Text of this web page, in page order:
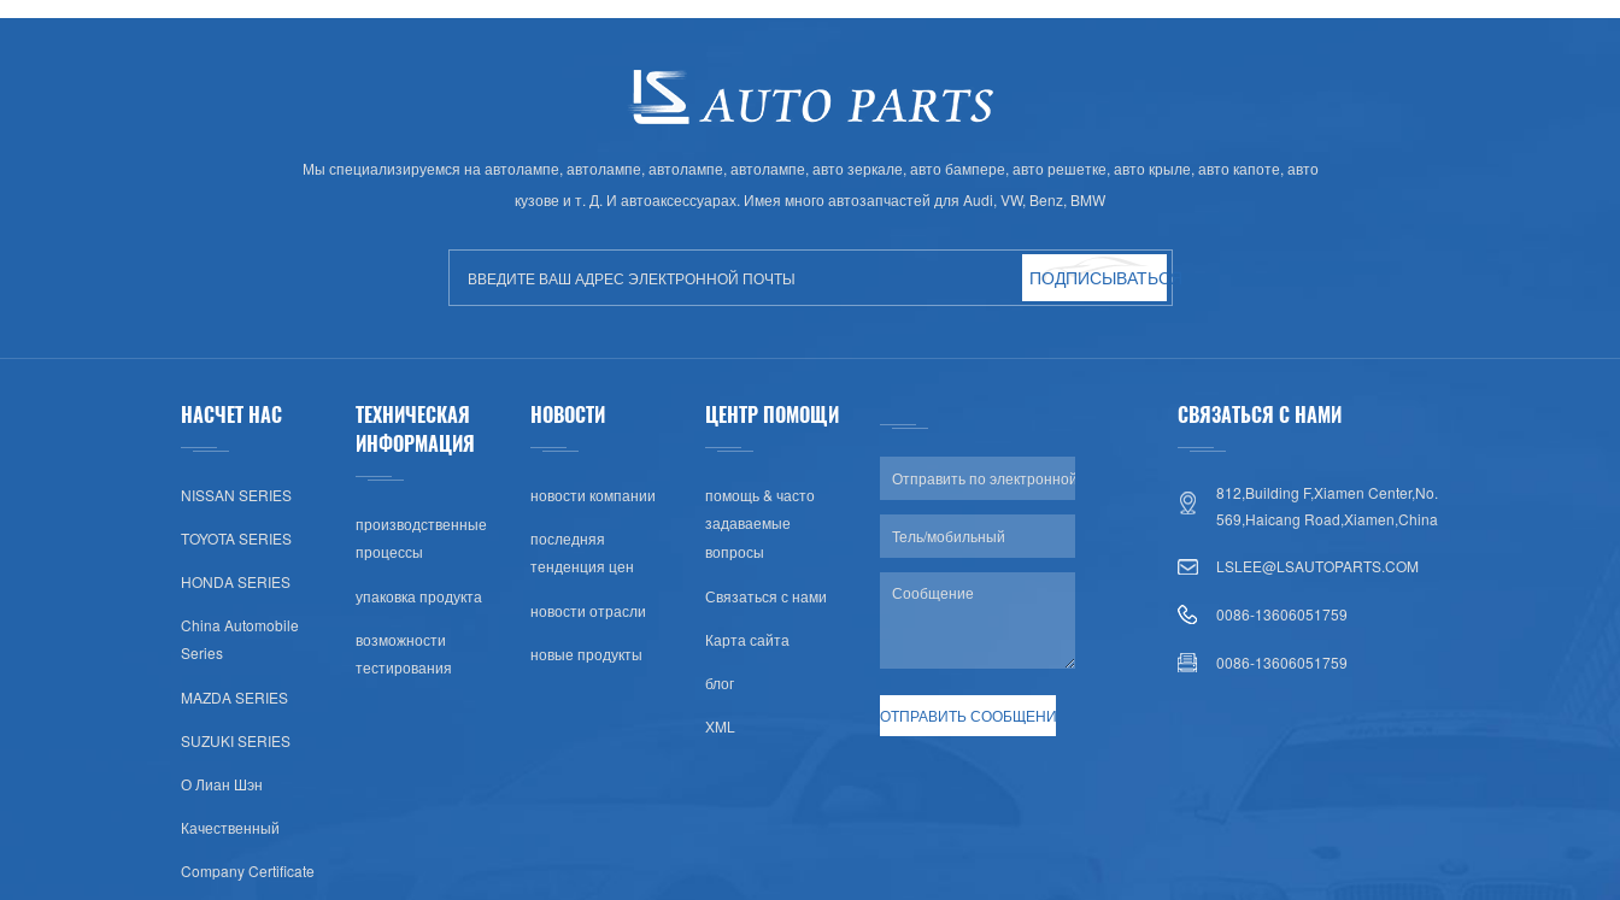
БМВ
Мы специализируемся на автолампе, автолампе, автолампе, автолампе, авто зеркале, авто бампере, авто решетке, авто крыле, авто капоте, авто
кузове и т. Д. И автоаксессуарах. Имея много автозапчастей для Audi, VW, Benz, BMW
ПОДПИСЫВАТЬСЯ
НАСЧЕТ НАС
NISSAN SERIES
TOYOTA SERIES
HONDA SERIES
China Automobile
Series
MAZDA SERIES
SUZUKI SERIES
О Лиан Шэн
Качественный
Company Certificate
ТЕХНИЧЕСКАЯ
ИНФОРМАЦИЯ
производственные
процессы
упаковка продукта
возможности
тестирования
НОВОСТИ
новости компании
последняя
тенденция цен
новости отрасли
новые продукты
ЦЕНТР ПОМОЩИ
помощь & часто
задаваемые
вопросы
Связаться с нами
Карта сайта
блог
XML
СВЯЗАТЬСЯ С НАМИ
812,Building F,Xiamen Center,No.
569,Haicang Road,Xiamen,China
LSLEE@LSAUTOPARTS.COM
0086-13606051759
0086-13606051759